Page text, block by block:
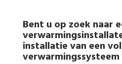
Bent u op zoek naar
installatie van een
verwarmingssysteem